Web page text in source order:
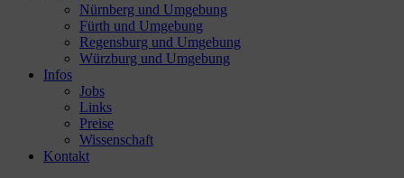
Nürnberg und Umgebung
Fürth und Umgebung
Regensburg und Umgebung
Würzburg und Umgebung
Infos
Jobs
Links
Preise
Wissenschaft
Kontakt